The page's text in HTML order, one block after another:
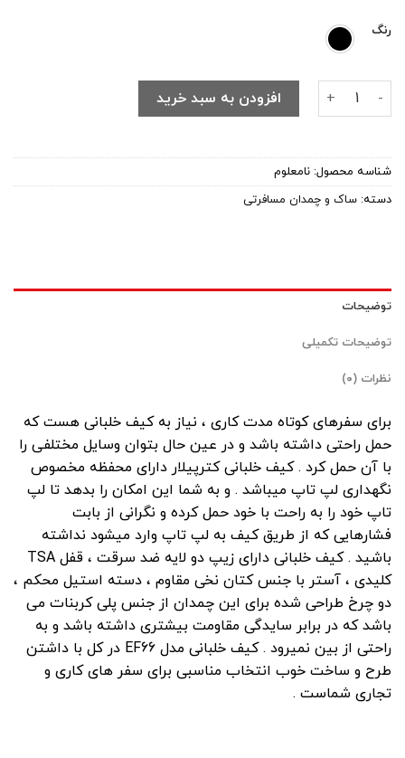
رنگ
چمدان خلبانی مدل SIN-EF66 عدد افزودن به سبد خرید
شناسه محصول: نامعلوم
دسته: ساک و چمدان مسافرتی
توضیحات
توضیحات تکمیلی
نظرات (۰)
برای سفرهای کوتاه مدت کاری ، نیاز به کیف خلبانی هست که
حمل راحتی داشته باشد و در عین حال بتوان وسایل مختلفی را
با آن حمل کرد . کیف خلبانی کترپیلار دارای محفظه مخصوص
نگهداری لپ تاپ میباشد . و به شما این امکان را بدهد تا لپ
تاپ خود را به راحت با خود حمل کرده و نگرانی از بابت
فشارهایی که از طریق کیف به لپ تاپ وارد میشود نداشته
باشید . کیف خلبانی دارای زیپ دو لایه ضد سرقت ، قفل TSA
کلیدی ، آستر با جنس کتان نخی مقاوم ، دسته استیل محکم ،
دو چرخ طراحی شده برای این چمدان از جنس پلی کربنات می
باشد که در برابر سایدگی مقاومت بیشتری داشته باشد و به
راحتی از بین نمیرود . کیف خلبانی مدل EF66 در کل با داشتن
طرح و ساخت خوب انتخاب مناسبی برای سفر های کاری و
تجاری شماست .